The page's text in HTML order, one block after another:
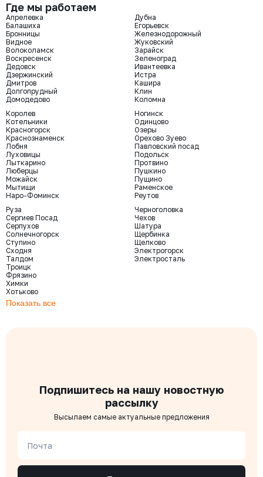
Где мы работаем
Апрелевка
Балашиха
Бронницы
Видное
Волоколамск
Воскресенск
Дедовск
Дзержинский
Дмитров
Долгопрудный
Домодедово
Дубна
Егорьевск
Железнодорожный
Жуковский
Зарайск
Зеленоград
Ивантеевка
Истра
Кашира
Клин
Коломна
Королев
Котельники
Красногорск
Краснознаменск
Лобня
Луховицы
Лыткарино
Люберцы
Можайск
Мытищи
Наро-Фоминск
Ногинск
Одинцово
Озеры
Орехово Зуево
Павловский посад
Подольск
Протвино
Пушкино
Пущино
Раменское
Реутов
Руза
Сергиев Посад
Серпухов
Солнечногорск
Ступино
Сходня
Талдом
Троицк
Фрязино
Химки
Хотьково
Черноголовка
Чехов
Шатура
Щербинка
Щелково
Электрогорск
Электросталь
Показать все
Подпишитесь на нашу новостную
рассылку
Высылаем самые актуальные предложения
Почта